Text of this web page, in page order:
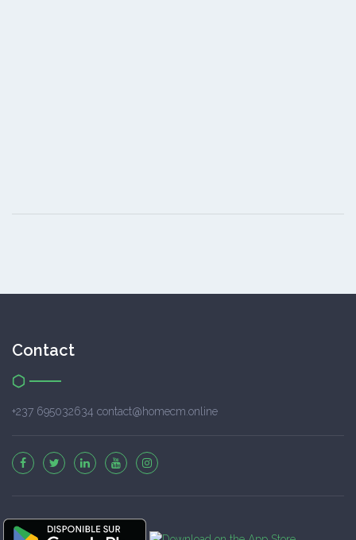
Contact
+237 695032634 contact@homecm.online